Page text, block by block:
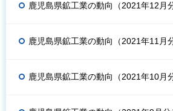
鹿児島県鉱工業の動向（2021年12月
鹿児島県鉱工業の動向（2021年11月
鹿児島県鉱工業の動向（2021年10月